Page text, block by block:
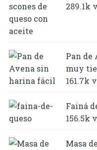
289.1k
Pan
muy
161.7k
Fainá
156.5k
Masa